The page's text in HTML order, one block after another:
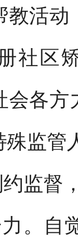
教活
社区
会各
监管
约监督
。自